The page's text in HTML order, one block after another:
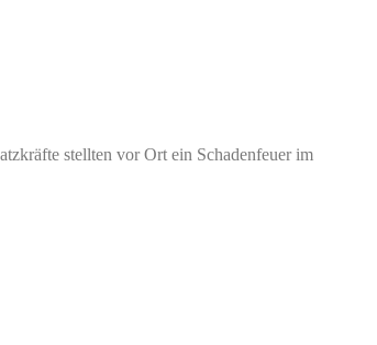
stellten vor Ort ein Schadenfeuer im